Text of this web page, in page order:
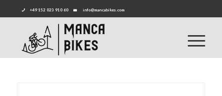
+49 152 023 910 60 info@mancabikes.com